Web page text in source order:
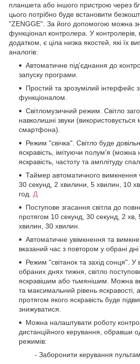
планшета або іншого пристрою через
цього потрібно буде встановити
"ZENGGE". За його допомогою можна
функціонал контролера. У контролерів,
додатком, є ціла низка якостей, які їх
аналогів:
Автоматичне під'єднання до
запуску програми.
Простий та зрозумілий інтерфейс
функціоналом.
Світломузичний режим. Світло
навколишні звуки (використовується
смартфона).
Режим "свічка". Світло буде
яскравість, імітуючи полум'я (можна
яскравість, частоту та амплітуду
Таймер автоматичного вимкнення
30 секунд, 2 хвилини, 5 хвилин, 10
год. Д
Поступове згасання світла до
протягом 10 секунд, 30 секунд, 2 хв,
хвилин, 30 хвилин.
Автоматичне увімкнення та
вказаний час з повтором у обрані дні
Режим "світанок та захід сонця". У
обраних днях тижня, світло
яскравішим або тьмянішим. Можна
та максимальний рівень яскравості,
протягом якого яскравість буде
знижуватися.
Можна налаштувати роботу
дистанційного керування, обравши
режимів:
- Заборонити керування